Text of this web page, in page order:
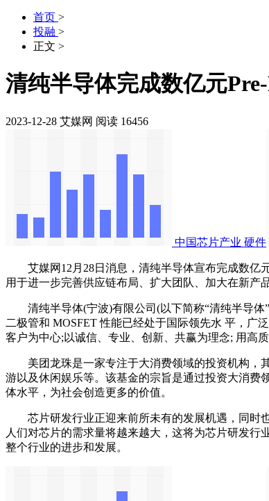
首页 >
投融 >
正文 >
清纯半导体完成数亿元
2023-12-28 艾媒网 阅读 16456
中国芯片产业 硬件
艾媒网12月28日消息，清纯半导体宣布完成数亿元
用于进一步完善供应链布局、扩大团队、加大在新产
清纯半导体(宁波)有限公司(以下简称“清纯半导体
二极管和 MOSFET 性能已经处于国际领先水 平，广
客户为中心;以诚信、专业、创新、共赢为理念; 用高
美团龙珠是一家专注于大消费领域的投资机构，其
游以及休闲娱乐等。该基金的宗旨是通过投资大消费
体水平，为社会创造更多的价值。
芯片研发行业正迎来前所未有的发展机遇，同时也
人们对芯片的需求量将越来越大，这将为芯片研发
整个行业的进步和发展。